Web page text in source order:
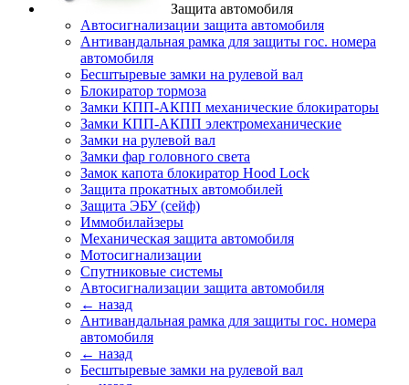
Защита автомобиля
Автосигнализации защита автомобиля
Антивандальная рамка для защиты гос. номера
автомобиля
Бесштыревые замки на рулевой вал
Блокиратор тормоза
Замки КПП-АКПП механические блокираторы
Замки КПП-АКПП электромеханические
Замки на рулевой вал
Замки фар головного света
Замок капота блокиратор Hood Lock
Защита прокатных автомобилей
Защита ЭБУ (сейф)
Иммобилайзеры
Механическая защита автомобиля
Мотосигнализации
Спутниковые системы
Автосигнализации защита автомобиля
← назад
Антивандальная рамка для защиты гос. номера
автомобиля
← назад
Бесштыревые замки на рулевой вал